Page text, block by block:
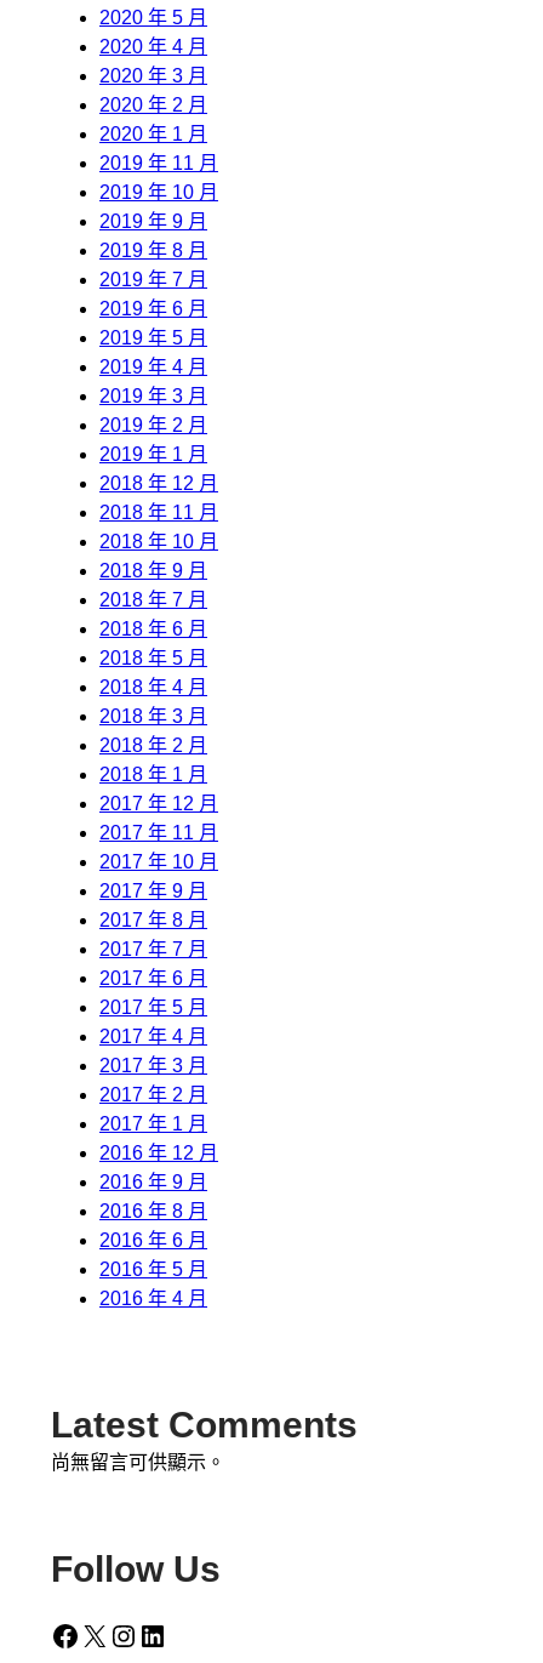
2020 年 5 月
2020 年 4 月
2020 年 3 月
2020 年 2 月
2020 年 1 月
2019 年 11 月
2019 年 10 月
2019 年 9 月
2019 年 8 月
2019 年 7 月
2019 年 6 月
2019 年 5 月
2019 年 4 月
2019 年 3 月
2019 年 2 月
2019 年 1 月
2018 年 12 月
2018 年 11 月
2018 年 10 月
2018 年 9 月
2018 年 7 月
2018 年 6 月
2018 年 5 月
2018 年 4 月
2018 年 3 月
2018 年 2 月
2018 年 1 月
2017 年 12 月
2017 年 11 月
2017 年 10 月
2017 年 9 月
2017 年 8 月
2017 年 7 月
2017 年 6 月
2017 年 5 月
2017 年 4 月
2017 年 3 月
2017 年 2 月
2017 年 1 月
2016 年 12 月
2016 年 9 月
2016 年 8 月
2016 年 6 月
2016 年 5 月
2016 年 4 月
Latest Comments
尚無留言可供顯示。
Follow Us
Facebook X Instagram LinkedIn